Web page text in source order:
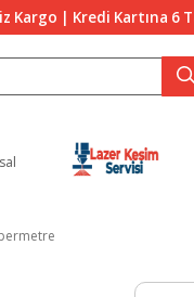
Kargo | Kredi Kartına 6